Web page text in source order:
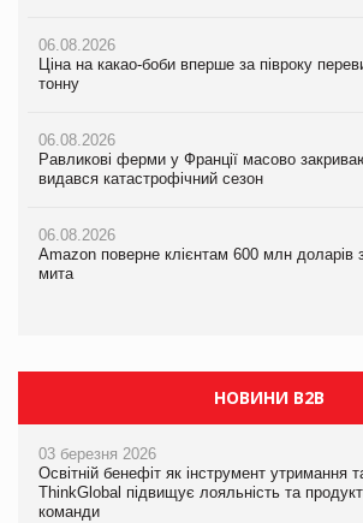
06.08.2026
Ціна на какао-боби вперше за півроку
тонну
06.08.2026
Равликові ферми у Франції масово
видався катастрофічний сезон
06.08.2026
Amazon поверне клієнтам 600 млн доларів
мита
05.08.2026
Російська атака 5 серпня стала одним із
05.08.2026
Смачне поповнення дитячого меню: у
05.08.2026
Сергій Лісунов про заморожені хлібобулочні
06.08.2026
Равликові ферми у Франції масово
видався катастрофічний сезон
06.08.2026
Amazon поверне клієнтам 600 млн доларів
мита
05.08.2026
У Євросоюзі набули чинності нові правила
інтелекту
НОВИНИ B2B
03 березня 2026
Освітній бенефіт як інструмент утримання
ThinkGlobal підвищує лояльність та
команди